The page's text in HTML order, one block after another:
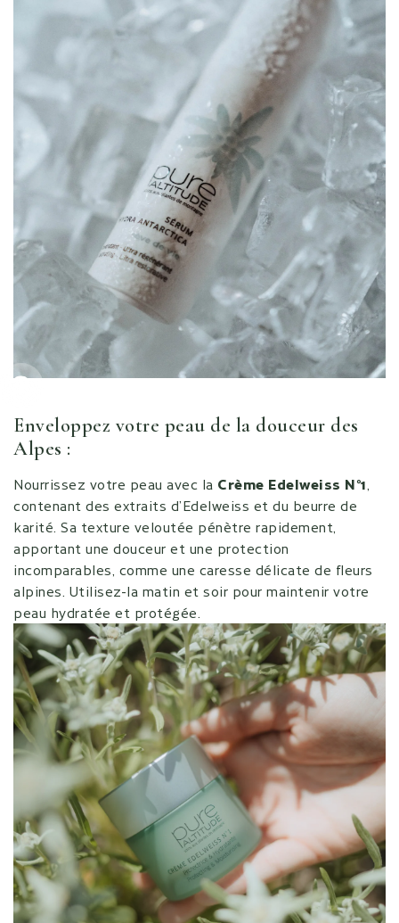
Enveloppez votre peau de la douceur des
Alpes :
Nourrissez votre peau avec la Crème Edelweiss N°1
contenant des extraits d’Edelweiss et du beurre de
karité. Sa texture veloutée pénètre rapidement,
apportant une douceur et une protection
incomparables, comme une caresse délicate de fleurs
alpines. Utilisez-la matin et soir pour maintenir votre
peau hydratée et protégée.